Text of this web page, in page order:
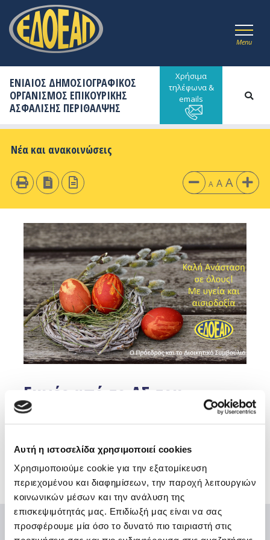
Αυτή η ιστοσελίδα χρησιμοποιεί cookies
Χρησιμοποιούμε cookie για την εξατομίκευση
περιεχομένου και διαφημίσεων, την παροχή λειτουργιών
κοινωνικών μέσων και την ανάλυση της
επισκεψιμότητάς μας. Επιδίωξή μας είναι να σας
προσφέρουμε μία όσο το δυνατό πιο ταιριαστή στις
Menu
ΕΝΙΑΙΟΣ ΔΗΜΟΣΙΟΓΡΑΦΙΚΟΣ
ΟΡΓΑΝΙΣΜΟΣ ΕΠΙΚΟΥΡΙΚΗΣ
ΑΣΦΑΛΙΣΗΣ ΠΕΡΙΘΑΛΨΗΣ
Χρήσιμα
τηλέφωνα &
emails
Νέα και ανακοινώσεις
A A A
Ευχές από το ΔΣ του
ΕΔΟΕΑΠ
Facebook
Twitter
Email